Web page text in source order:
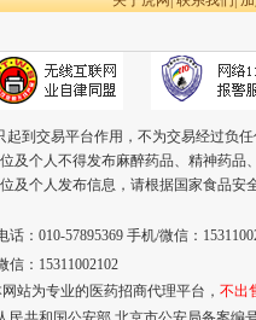
起到交易平台作用，不为交易经过负
位及个人不得发布麻醉药品、精神药
位及个人发布信息，请根据国家食品
话：010-57895369 手机/微信：
信：15311002102
网站为专业的医药招商代理平台， 不出